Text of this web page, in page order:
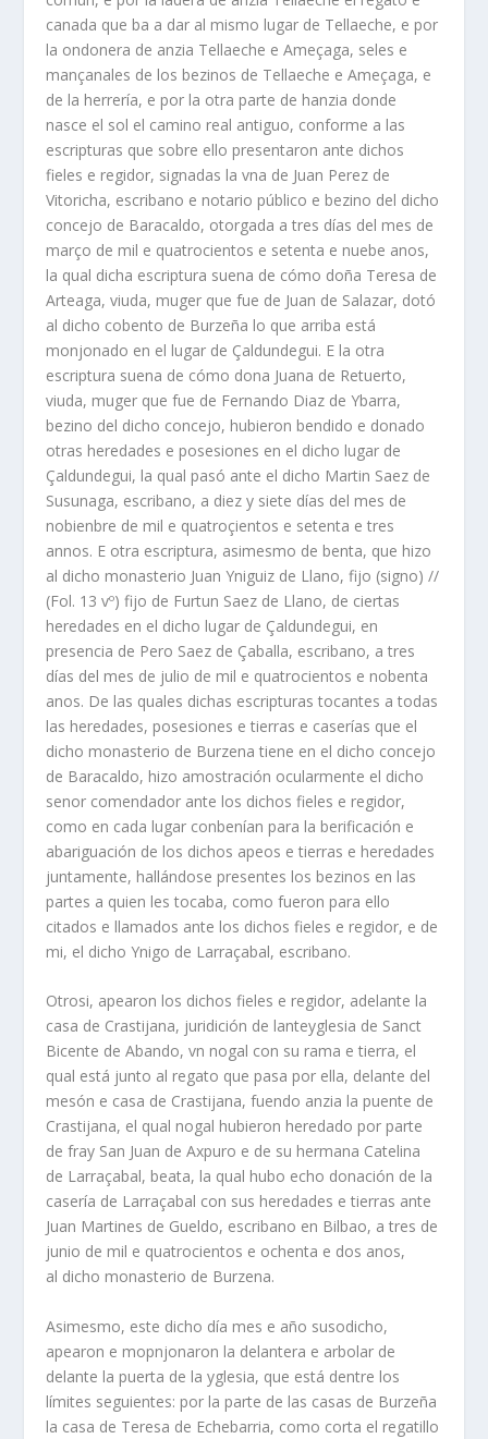
canada que ba a dar al mismo lugar de Tellaeche, e por
la ondonera de anzia Tellaeche e Ameçaga, seles e
mançanales de los bezinos de Tellaeche e Ameçaga, e
de la herrería, e por la otra parte de hanzia donde
nasce el sol el camino real antiguo, conforme a las
escripturas que sobre ello presentaron ante dichos
fieles e regidor, signadas la vna de Juan Perez de
Vitoricha, escribano e notario público e bezino del dicho
concejo de Baracaldo, otorgada a tres días del mes de
março de mil e quatrocientos e setenta e nuebe anos,
la qual dicha escriptura suena de cómo doña Teresa de
Arteaga, viuda, muger que fue de Juan de Salazar, dotó
al dicho cobento de Burzeña lo que arriba está
monjonado en el lugar de Çaldundegui. E la otra
escriptura suena de cómo dona Juana de Retuerto,
viuda, muger que fue de Fernando Diaz de Ybarra,
bezino del dicho concejo, hubieron bendido e donado
otras heredades e posesiones en el dicho lugar de
Çaldundegui, la qual pasó ante el dicho Martin Saez de
Susunaga, escribano, a diez y siete días del mes de
nobienbre de mil e quatroçientos e setenta e tres
annos. E otra escriptura, asimesmo de benta, que hizo
al dicho monasterio Juan Yniguiz de Llano, fijo (signo) //
(Fol. 13 vº) fijo de Furtun Saez de Llano, de ciertas
heredades en el dicho lugar de Çaldundegui, en
presencia de Pero Saez de Çaballa, escribano, a tres
días del mes de julio de mil e quatrocientos e nobenta
anos. De las quales dichas escripturas tocantes a todas
las heredades, posesiones e tierras e caserías que el
dicho monasterio de Burzena tiene en el dicho concejo
de Baracaldo, hizo amostración ocularmente el dicho
senor comendador ante los dichos fieles e regidor,
como en cada lugar conbenían para la berificación e
abariguación de los dichos apeos e tierras e heredades
juntamente, hallándose presentes los bezinos en las
partes a quien les tocaba, como fueron para ello
citados e llamados ante los dichos fieles e regidor, e de
mi, el dicho Ynigo de Larraçabal, escribano.
Otrosi, apearon los dichos fieles e regidor, adelante la
casa de Crastijana, juridición de lanteyglesia de Sanct
Bicente de Abando, vn nogal con su rama e tierra, el
qual está junto al regato que pasa por ella, delante del
mesón e casa de Crastijana, fuendo anzia la puente de
Crastijana, el qual nogal hubieron heredado por parte
de fray San Juan de Axpuro e de su hermana Catelina
de Larraçabal, beata, la qual hubo echo donación de la
casería de Larraçabal con sus heredades e tierras ante
Juan Martines de Gueldo, escribano en Bilbao, a tres de
junio de mil e quatrocientos e ochenta e dos anos,
al dicho monasterio de Burzena.
Asimesmo, este dicho día mes e año susodicho,
apearon e mopnjonaron la delantera e arbolar de
delante la puerta de la yglesia, que está dentre los
límites seguientes: por la parte de las casas de Burzeña
la casa de Teresa de Echebarria, como corta el regatillo